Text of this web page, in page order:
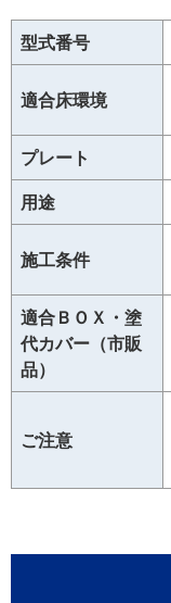
型式番号
適合床環境
プレート
用途
施工条件
適合ＢＯＸ・塗
代カバー（市販
品）
ご注意